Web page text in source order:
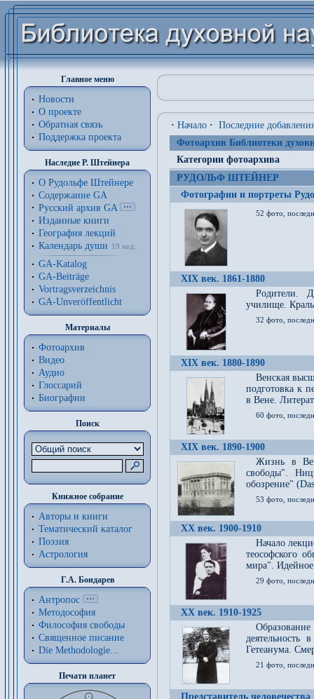
Главное меню
Новости
О проекте
Обратная связь
Поддержка проекта
Наследие Р. Штейнера
О Рудольфе Штейнере
Содержание GA
Русский архив GA
Изданные книги
География лекций
Календарь души
19 нед.
GA-Katalog
GA-Beiträge
Vortragsverzeichnis
GA-Unveröffentlicht
Материалы
Фотоархив
Видео
Аудио
Глоссарий
Биографии
Поиск
Книжное собрание
Авторы и книги
Тематический каталог
Поэзия
Астрология
Г.А. Бондарев
Антропос
Методософия
Философия cвободы
Священное писание
Die Methodologie...
Печати планет
· Начало · Последние
Фотоархив Библиотеки
Категории фотоархива
РУДОЛЬФ ШТЕЙНЕР
Фотографии и портреты
52 фото,
XIX век. 1861-1880
Родители.
училище.
32 фото,
XIX век. 1880-1890
Венская
подготовка к
в Вене.
60 фото,
XIX век. 1890-1900
Жизнь в
свободы".
обозрение"
53 фото,
XX век. 1900-1910
Начало
теософского
мира". Идейное
29 фото,
XX век. 1910-1925
Образование
деятельность
Гетеанума.
21 фото,
Представитель человечества